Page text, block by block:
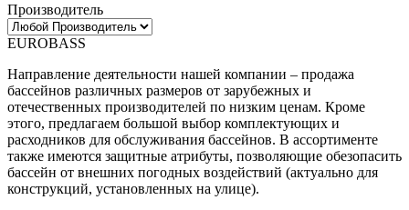
Производитель
EUROBASS
Направление деятельности нашей компании – продажа
бассейнов различных размеров от зарубежных и
отечественных производителей по низким ценам. Кроме
этого, предлагаем большой выбор комплектующих и
расходников для обслуживания бассейнов. В ассортименте
также имеются защитные атрибуты, позволяющие обезопасить
бассейн от внешних погодных воздействий (актуально для
конструкций, установленных на улице).